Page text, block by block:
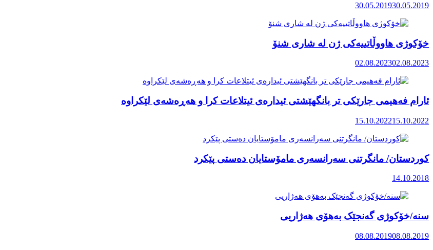
30.05.201930.05.2019
خۆکوژی هاووڵاتییەکی ژن لە شاری شنۆ
02.08.202302.08.2023
ئارام فەهیمی جارێکی تر بانگهێشتی ئیدارەی ئیتلاعات کرا و هەڕەشەی لێکراوە
15.10.202215.10.2022
کوردستان/ مانگرتنی سەرانسەری مامۆستایان دەستی پێکرد
14.10.2018
سنە/خۆکوژی گەنجێک بەهۆی هەژاریی
08.08.201908.08.2019